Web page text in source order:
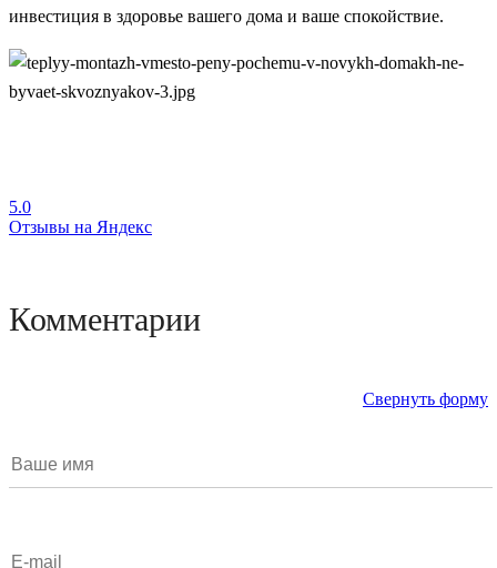
инвестиция в здоровье вашего дома и ваше спокойствие.
5.0
Отзывы на Яндекс
Комментарии
Свернуть форму